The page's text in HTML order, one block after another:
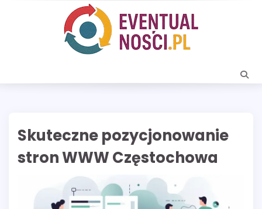
Skuteczne pozycjonowanie
stron WWW Częstochowa